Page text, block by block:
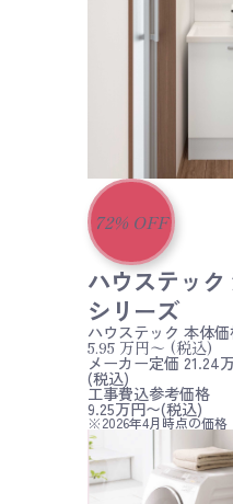
72% OFF
ハウステッ
シリーズ
ハウステック 本体
5.95 万円〜 (税込)
メーカー定価 21.24
(税込)
工事費込参考価格
9.25万円〜(税込)
※2026年4月時点の価格